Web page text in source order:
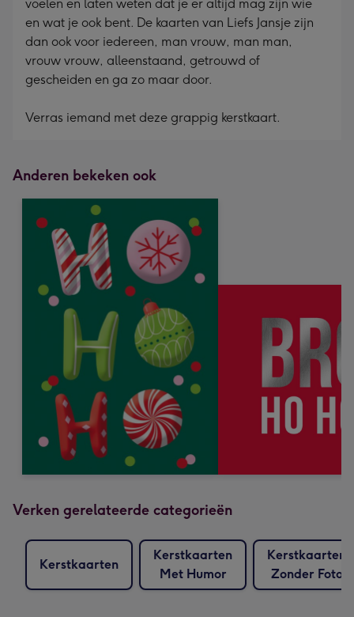
333
mm
voelen en laten weten dat je er altijd mag zijn wie
en wat je ook bent. De kaarten van Liefs Jansje zijn
dan ook voor iedereen, man vrouw, man man,
vrouw vrouw, alleenstaand, getrouwd of
gescheiden en ga zo maar door.
Verras iemand met deze grappig kerstkaart.
Anderen bekeken ook
Verken gerelateerde categorieën
Kerstkaarten
Kerstkaarten
Met Humor
Kerstkaarten
Zonder Foto